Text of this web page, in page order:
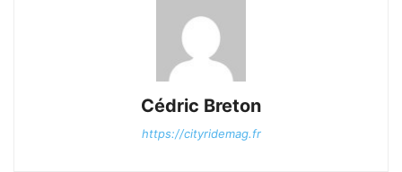
Cédric Breton
https://cityridemag.fr